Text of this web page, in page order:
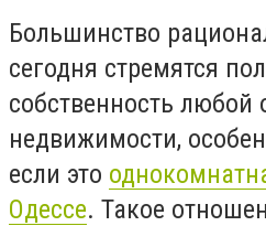
Большинство
сегодня стремятся
собственность любой
недвижимости,
если это
Одессе. Такое